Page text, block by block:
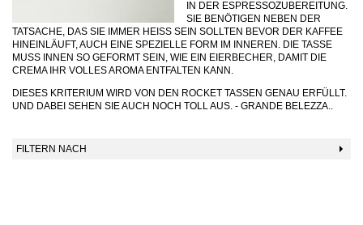
IN DER ESPRESSOZUBEREITUNG.
SIE BENÖTIGEN NEBEN DER
TATSACHE, DAS SIE IMMER HEISS SEIN SOLLTEN BEVOR DER KAFFEE
HINEINLÄUFT, AUCH EINE SPEZIELLE FORM IM INNEREN. DIE TASSE
MUSS INNEN SO GEFORMT SEIN, WIE EIN EIERBECHER, DAMIT DIE
CREMA IHR VOLLES AROMA ENTFALTEN KANN.
DIESES KRITERIUM WIRD VON DEN ROCKET TASSEN GENAU ERFÜLLT.
UND DABEI SEHEN SIE AUCH NOCH TOLL AUS. - GRANDE BELEZZA..
FILTERN NACH